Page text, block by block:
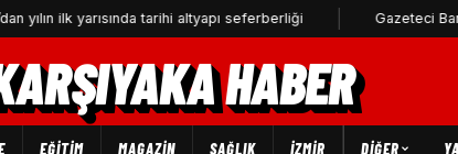
ilk yarısında tarihi altyapı seferberliği Gazeteci Barış
HABER
EĞİTİM MAGAZİN SAĞLIK İZMİR DIĞER